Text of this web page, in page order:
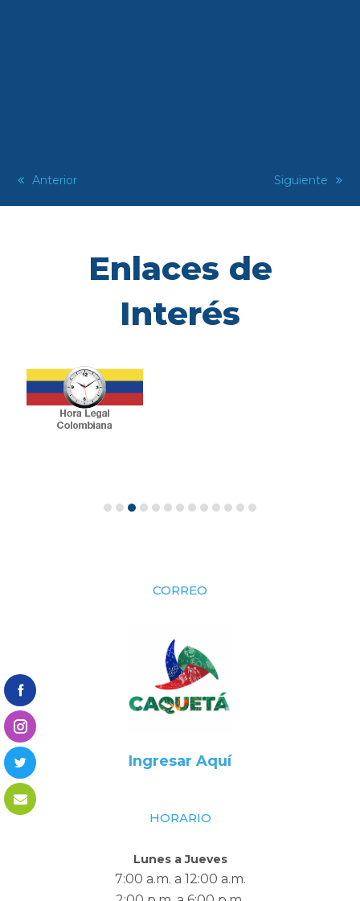
previous
Anterior
next
Siguiente
Enlaces de
Interés
CORREO
Ingresar Aquí
HORARIO
Lunes a Jueves
7:00 a.m. a 12:00 a.m.